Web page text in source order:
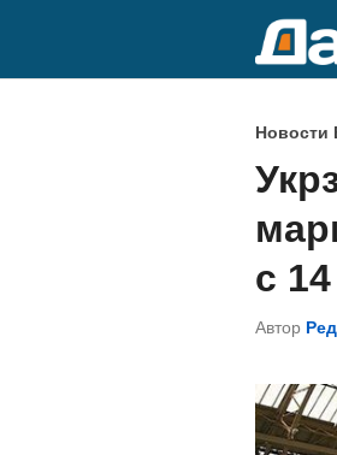
О
п
у
б
л
и
к
в
а
Новости
с
Автор